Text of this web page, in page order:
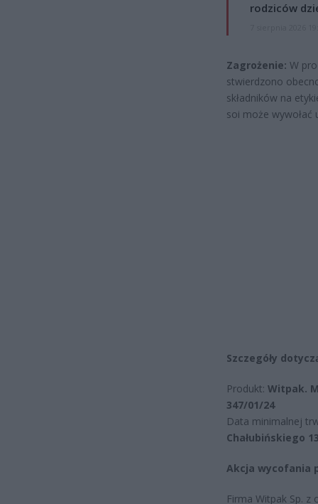
rodziców
Zagrożenie: W
stwierdzono
składników na
soi może wywołać
Szczegóły
Produkt: Witpak.
347/01/24
Data minimalnej
Chałubińskiego
Akcja wycofania
Firma Witpak Sp. z